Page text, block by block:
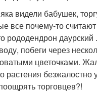
видели бабушек,
все почему-то
рододендрон даурский .
побеги через
цветочками.
растения безжалостно
торговцев?!